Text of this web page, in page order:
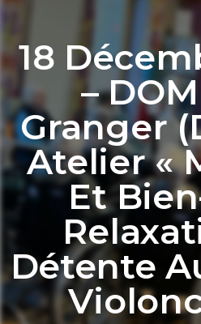
18
–
Granger
Atelier «
Et
Détente